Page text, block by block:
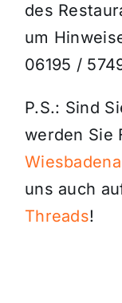
des
um
06195 /
P.S.: Sind
werden Sie
uns auch
Threads!